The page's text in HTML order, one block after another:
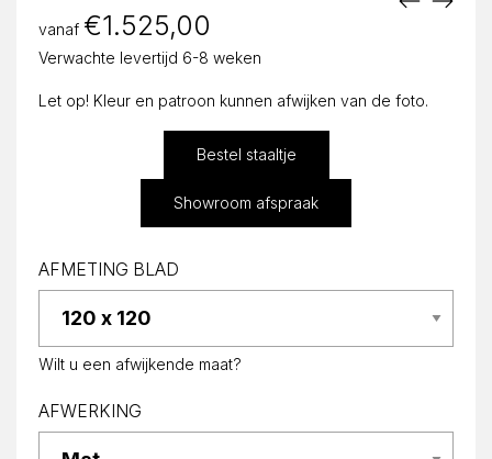
vanaf €1.525,00
Verwachte levertijd 6-8 weken
Let op! Kleur en patroon kunnen afwijken van de foto.
Bestel staaltje
Showroom afspraak
AFMETING BLAD
Wilt u een afwijkende maat?
AFWERKING